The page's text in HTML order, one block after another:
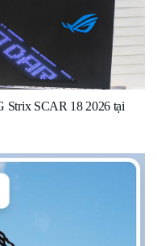
Strix SCAR 18 2026 tại